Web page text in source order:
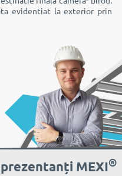
evidentiat la exterior prin
MEXI®